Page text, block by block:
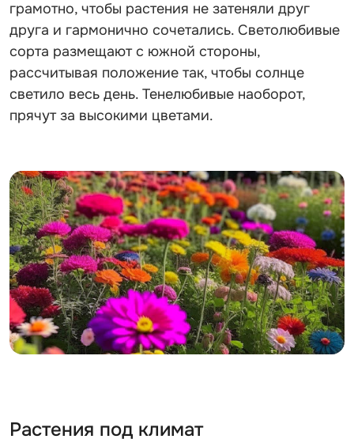
грамотно, чтобы растения не затеняли друг
друга и гармонично сочетались. Светолюбивые
сорта размещают с южной стороны,
рассчитывая положение так, чтобы солнце
светило весь день. Тенелюбивые наоборот,
прячут за высокими цветами.
Растения под климат